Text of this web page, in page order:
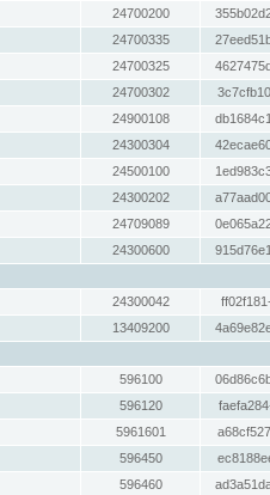
24700200
24700335
24700325
24700302
24900108
24300304
24500100
24300202
24709089
24300600
24300042
13409200
596100
596120
5961601
596450
596460